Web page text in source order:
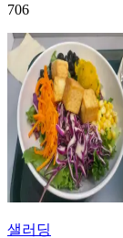
706
샐러딩